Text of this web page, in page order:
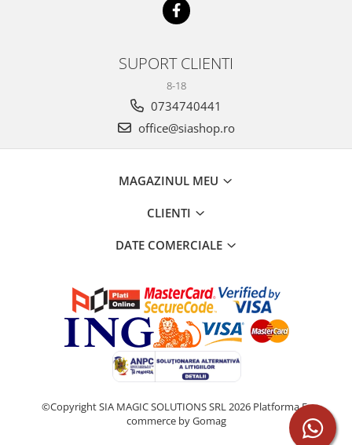
SUPORT CLIENTI
8-18
0734740441
office@siashop.ro
MAGAZINUL MEU
CLIENTI
DATE COMERCIALE
©Copyright SIA MAGIC SOLUTIONS SRL 2026 Platforma E-
commerce by Gomag